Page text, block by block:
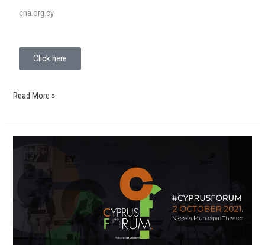
cna.org.cy
Click here
Read More »
Cyprus
Forum